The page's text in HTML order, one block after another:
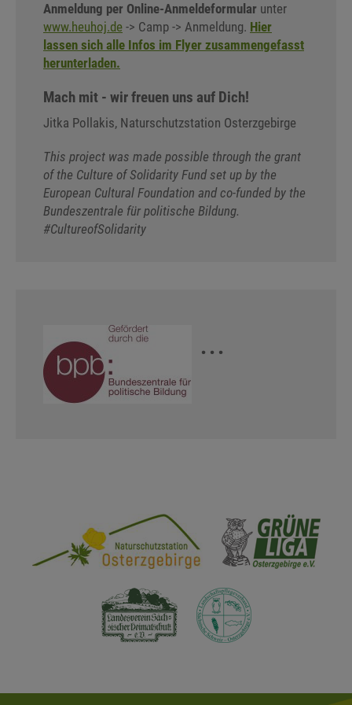
Anmeldung per Online-Anmeldeformular unter
www.heuhoj.de -> Camp -> Anmeldung. Hier
lassen sich alle Infos im Flyer zusammengefasst
herunterladen.
Mach mit - wir freuen uns auf Dich!
Jitka Pollakis, Naturschutzstation Osterzgebirge
This project was made possible through the grant
of the Culture of Solidarity Fund set up by the
European Cultural Foundation and co-funded by the
Bundeszentrale für politische Bildung.
#CultureofSolidarity
...